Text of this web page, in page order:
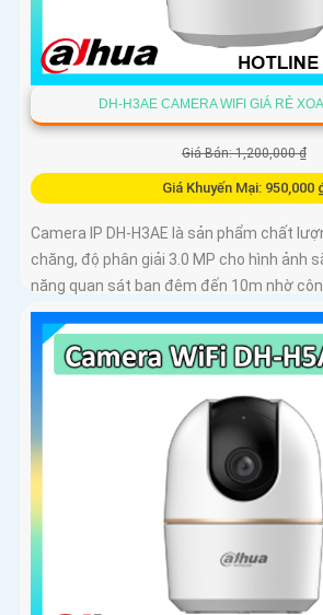
DH-H3AE CAMERA WIFI GIÁ RẺ
Giá Bán: 1,200,000 ₫
Giá Khuyến Mại: 950,000
Camera IP DH-H3AE là sản phẩm chất
chăng, độ phân giải 3.0 MP cho hình ảnh
năng quan sát ban đêm đến 10m nhờ